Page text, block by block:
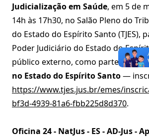
Judicialização em Saúde, em 5 de
14h às 17h30, no Salão Pleno do
do Estado do Espírito Santo (TJES),
Poder Judiciário do Estado do
público externo, como parte do
no Estado do Espírito Santo—
https://www.tjes.jus.br/emes/
bf3d-4939-81a6-fbb225d8d370.
Oficina 24 - NatJus - ES - AD-Jus -